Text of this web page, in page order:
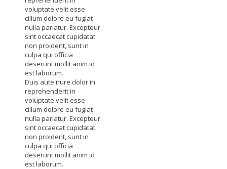
voluptate velit esse
cillum dolore eu fugiat
nulla pariatur. Excepteur
sint occaecat cupidatat
non proident, sunt in
culpa qui officia
deserunt mollit anim id
est laborum.
Duis aute irure dolor in
reprehenderit in
voluptate velit esse
cillum dolore eu fugiat
nulla pariatur. Excepteur
sint occaecat cupidatat
non proident, sunt in
culpa qui officia
deserunt mollit anim id
est laborum.